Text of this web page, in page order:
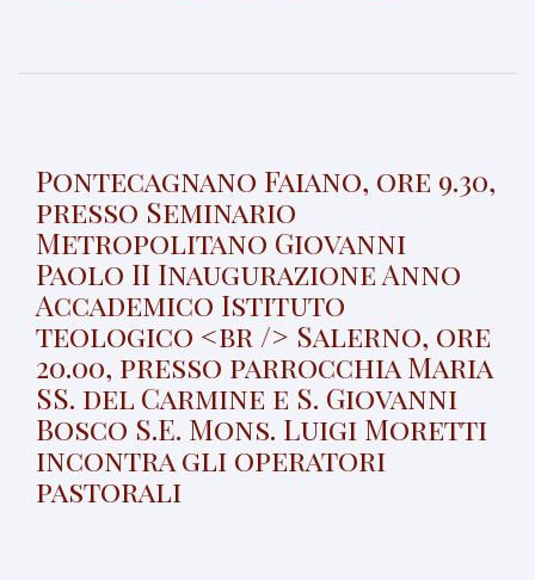
Pontecagnano Faiano, ore 9.30,
presso Seminario
Metropolitano Giovanni
Paolo II Inaugurazione Anno
Accademico Istituto
teologico <br /> Salerno, ore
20.00, presso parrocchia Maria
SS. del Carmine e S. Giovanni
Bosco S.E. Mons. Luigi Moretti
incontra gli operatori
pastorali